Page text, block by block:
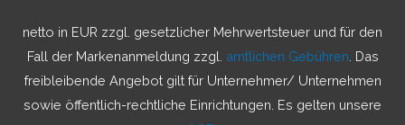
h
netto in EUR zzgl. gesetzlicher Mehrwertsteuer und für den
Fall der Markenanmeldung zzgl. amtlichen Gebühren . Das
freibleibende Angebot gilt für Unternehmer/ Unternehmen
sowie öffentlich-rechtliche Einrichtungen. Es gelten unsere